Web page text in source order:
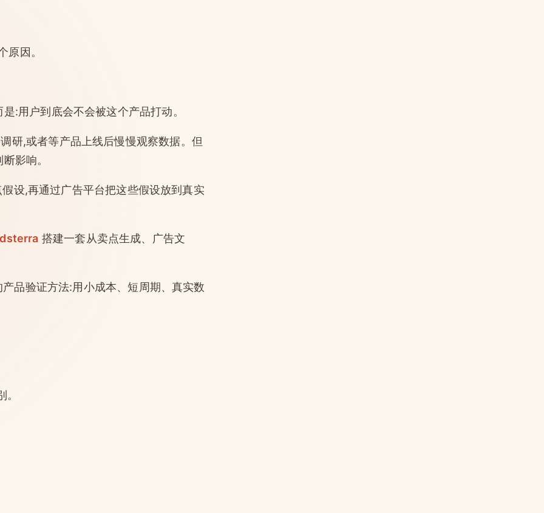
因。
:用户到底会不会被这个产品打动。
研,或者等产品上线后慢慢观察数据。但
影响。
设,再通过广告平台把这些假设放到真实
搭建一套从卖点生成、广告文
品验证方法:用小成本、短周期、真实数